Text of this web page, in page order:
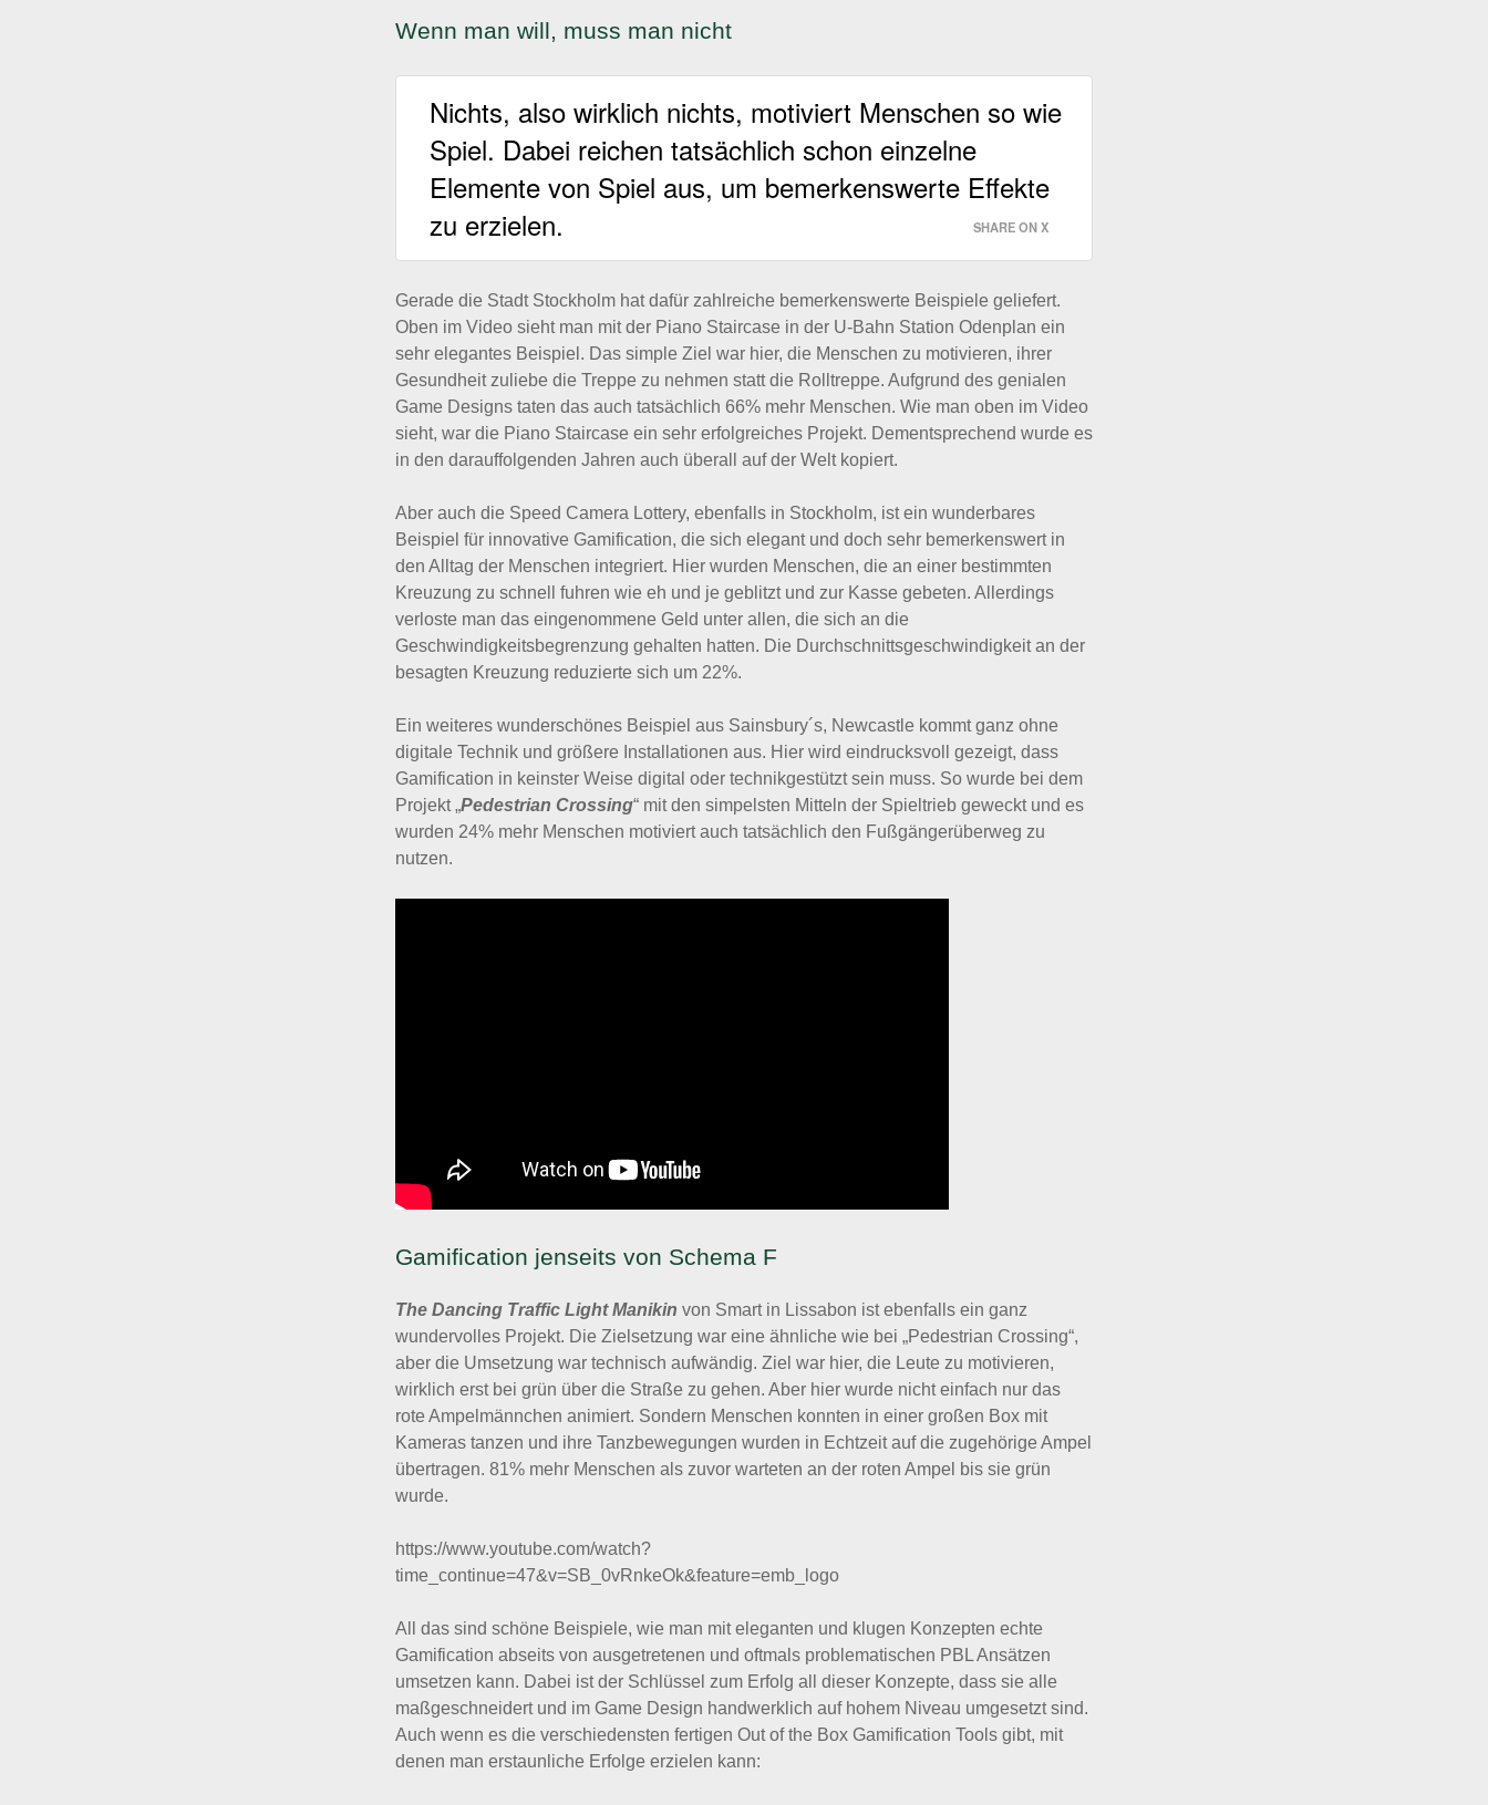
Wenn man will, muss man nicht
Nichts, also wirklich nichts, motiviert Menschen so wie
Spiel. Dabei reichen tatsächlich schon einzelne
Elemente von Spiel aus, um bemerkenswerte Effekte
zu erzielen.
SHARE ON X
Gerade die Stadt Stockholm hat dafür zahlreiche bemerkenswerte Beispiele geliefert.
Oben im Video sieht man mit der Piano Staircase in der U-Bahn Station Odenplan ein
sehr elegantes Beispiel. Das simple Ziel war hier, die Menschen zu motivieren, ihrer
Gesundheit zuliebe die Treppe zu nehmen statt die Rolltreppe. Aufgrund des genialen
Game Designs taten das auch tatsächlich 66% mehr Menschen. Wie man oben im Video
sieht, war die Piano Staircase ein sehr erfolgreiches Projekt. Dementsprechend wurde es
in den darauffolgenden Jahren auch überall auf der Welt kopiert.
Aber auch die Speed Camera Lottery, ebenfalls in Stockholm, ist ein wunderbares
Beispiel für innovative Gamification, die sich elegant und doch sehr bemerkenswert in
den Alltag der Menschen integriert. Hier wurden Menschen, die an einer bestimmten
Kreuzung zu schnell fuhren wie eh und je geblitzt und zur Kasse gebeten. Allerdings
verloste man das eingenommene Geld unter allen, die sich an die
Geschwindigkeitsbegrenzung gehalten hatten. Die Durchschnittsgeschwindigkeit an der
besagten Kreuzung reduzierte sich um 22%.
Ein weiteres wunderschönes Beispiel aus Sainsbury´s, Newcastle kommt ganz ohne
digitale Technik und größere Installationen aus. Hier wird eindrucksvoll gezeigt, dass
Gamification in keinster Weise digital oder technikgestützt sein muss. So wurde bei dem
Projekt „Pedestrian Crossing“ mit den simpelsten Mitteln der Spieltrieb geweckt und es
wurden 24% mehr Menschen motiviert auch tatsächlich den Fußgängerüberweg zu
nutzen.
Gamification jenseits von Schema F
The Dancing Traffic Light Manikin von Smart in Lissabon ist ebenfalls ein ganz
wundervolles Projekt. Die Zielsetzung war eine ähnliche wie bei „Pedestrian Crossing“,
aber die Umsetzung war technisch aufwändig. Ziel war hier, die Leute zu motivieren,
wirklich erst bei grün über die Straße zu gehen. Aber hier wurde nicht einfach nur das
rote Ampelmännchen animiert. Sondern Menschen konnten in einer großen Box mit
Kameras tanzen und ihre Tanzbewegungen wurden in Echtzeit auf die zugehörige Ampel
übertragen. 81% mehr Menschen als zuvor warteten an der roten Ampel bis sie grün
wurde.
https://www.youtube.com/watch?
time_continue=47&v=SB_0vRnkeOk&feature=emb_logo
All das sind schöne Beispiele, wie man mit eleganten und klugen Konzepten echte
Gamification abseits von ausgetretenen und oftmals problematischen PBL Ansätzen
umsetzen kann. Dabei ist der Schlüssel zum Erfolg all dieser Konzepte, dass sie alle
maßgeschneidert und im Game Design handwerklich auf hohem Niveau umgesetzt sind.
Auch wenn es die verschiedensten fertigen Out of the Box Gamification Tools gibt, mit
denen man erstaunliche Erfolge erzielen kann: